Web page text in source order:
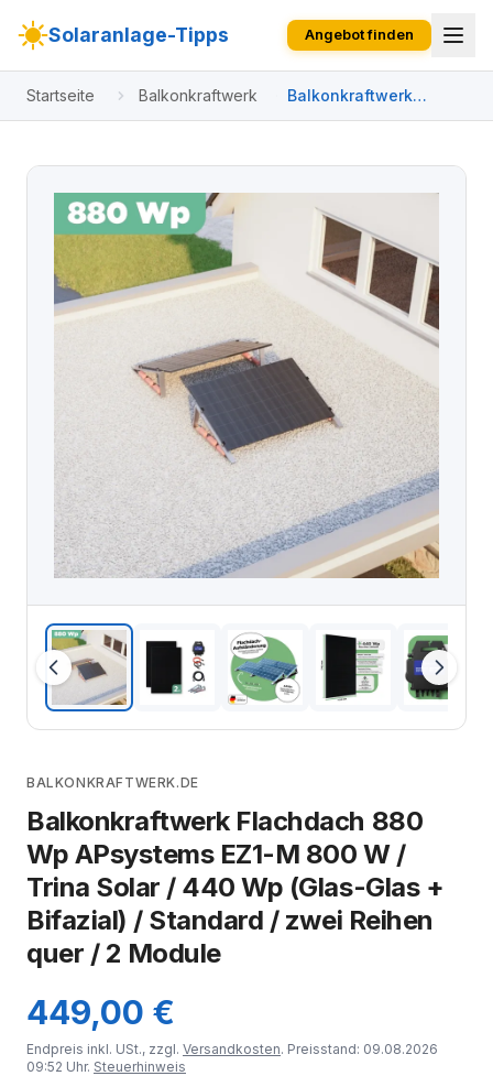
Solaranlage-Tipps Angebot finden
Startseite Balkonkraftwerk
Balkonkraftwerk
Flachdach 880 Wp
W / Trina Solar / 440
Bifazial) / Standard /
zwei Reihen quer / 2
Module
BALKONKRAFTWERK.DE
Balkonkraftwerk Flachdach 880
Wp APsystems EZ1-M 800 W /
Trina Solar / 440 Wp (Glas-Glas +
Bifazial) / Standard / zwei Reihen
quer / 2 Module
449,00 €
Endpreis inkl. USt., zzgl. Versandkosten. Preisstand: 09.08.2026
09:52 Uhr. Steuerhinweis